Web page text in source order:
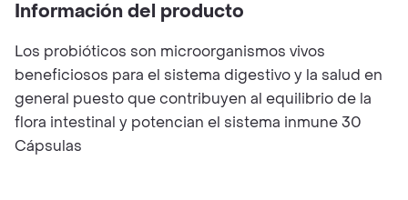
Información del producto
Los probióticos son microorganismos vivos
beneficiosos para el sistema digestivo y la salud en
general puesto que contribuyen al equilibrio de la
flora intestinal y potencian el sistema inmune 30
Cápsulas